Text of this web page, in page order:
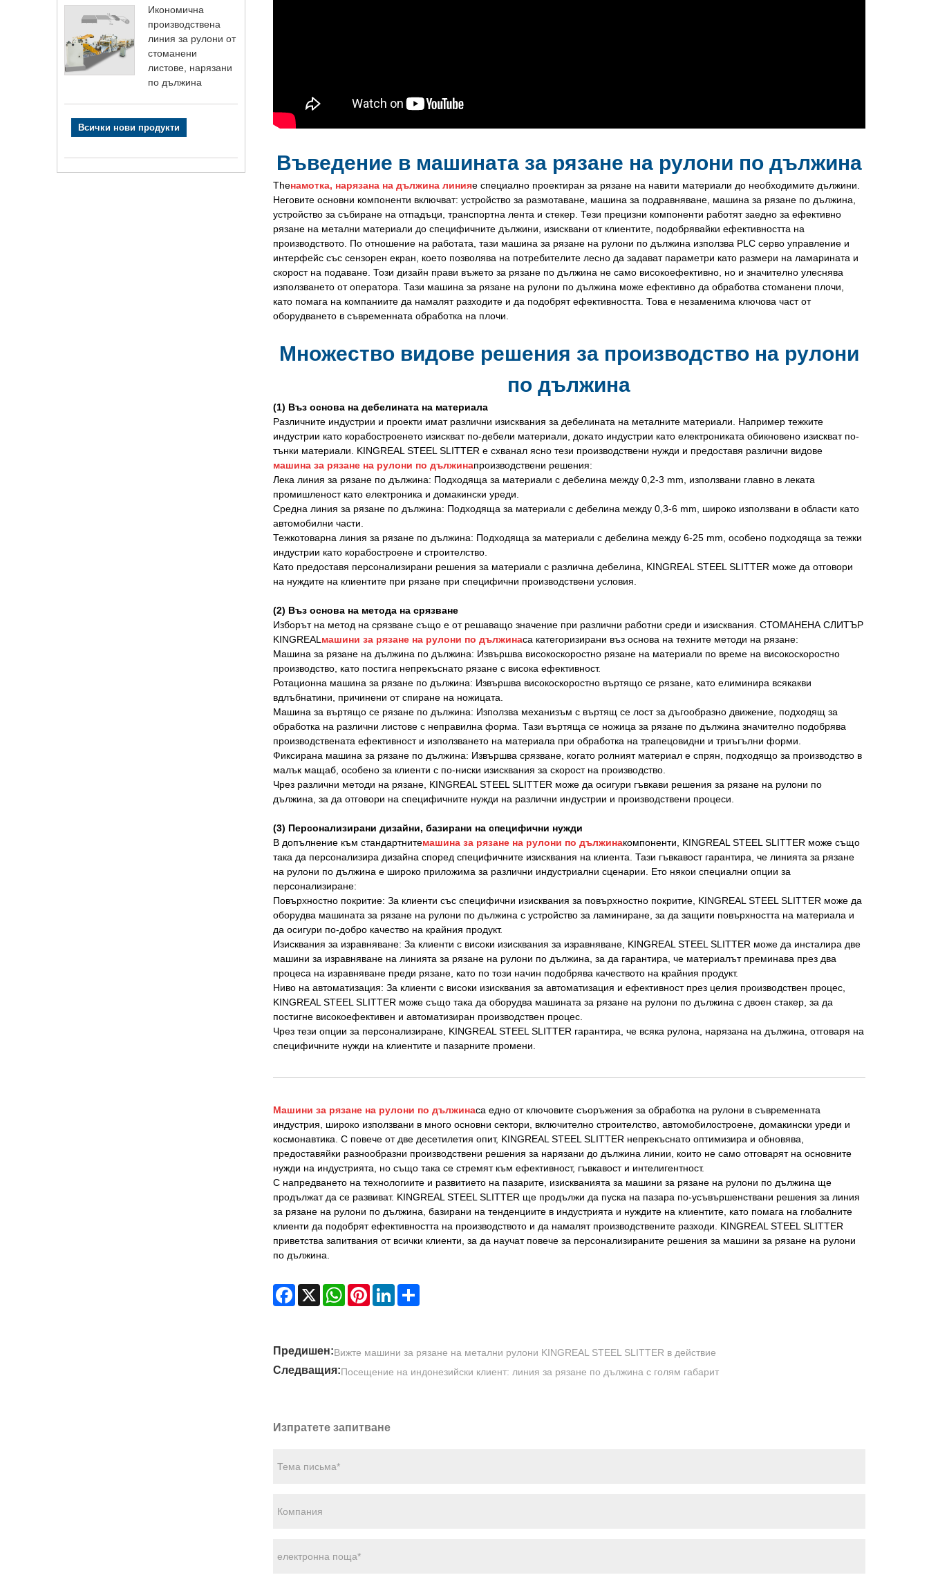
Икономична
производствена
линия за рулони от
стоманени
листове, нарязани
по дължина
Всички нови продукти
Въведение в машината за рязане на рулони по дължина
Theнамотка, нарязана на дължина линияе специално проектиран за рязане на навити материали до необходимите дължини.
Неговите основни компоненти включват: устройство за размотаване, машина за подравняване, машина за рязане по дължина,
устройство за събиране на отпадъци, транспортна лента и стекер. Тези прецизни компоненти работят заедно за ефективно
рязане на метални материали до специфичните дължини, изисквани от клиентите, подобрявайки ефективността на
производството. По отношение на работата, тази машина за рязане на рулони по дължина използва PLC серво управление и
интерфейс със сензорен екран, което позволява на потребителите лесно да задават параметри като размери на ламарината и
скорост на подаване. Този дизайн прави въжето за рязане по дължина не само високоефективно, но и значително улеснява
използването от оператора. Тази машина за рязане на рулони по дължина може ефективно да обработва стоманени плочи,
като помага на компаниите да намалят разходите и да подобрят ефективността. Това е незаменима ключова част от
оборудването в съвременната обработка на плочи.
Множество видове решения за производство на рулони
по дължина
(1) Въз основа на дебелината на материала
Различните индустрии и проекти имат различни изисквания за дебелината на металните материали. Например тежките
индустрии като корабостроенето изискват по-дебели материали, докато индустрии като електрониката обикновено изискват по-
тънки материали. KINGREAL STEEL SLITTER е схванал ясно тези производствени нужди и предоставя различни видове
машина за рязане на рулони по дължинапроизводствени решения:
Лека линия за рязане по дължина: Подходяща за материали с дебелина между 0,2-3 mm, използвани главно в леката
промишленост като електроника и домакински уреди.
Средна линия за рязане по дължина: Подходяща за материали с дебелина между 0,3-6 mm, широко използвани в области като
автомобилни части.
Тежкотоварна линия за рязане по дължина: Подходяща за материали с дебелина между 6-25 mm, особено подходяща за тежки
индустрии като корабостроене и строителство.
Като предоставя персонализирани решения за материали с различна дебелина, KINGREAL STEEL SLITTER може да отговори
на нуждите на клиентите при рязане при специфични производствени условия.
(2) Въз основа на метода на срязване
Изборът на метод на срязване също е от решаващо значение при различни работни среди и изисквания. СТОМАНЕНА СЛИТЪР
KINGREAL машини за рязане на рулони по дължинаса категоризирани въз основа на техните методи на рязане:
Машина за рязане на дължина по дължина: Извършва високоскоростно рязане на материали по време на високоскоростно
производство, като постига непрекъснато рязане с висока ефективност.
Ротационна машина за рязане по дължина: Извършва високоскоростно въртящо се рязане, като елиминира всякакви
вдлъбнатини, причинени от спиране на ножицата.
Машина за въртящо се рязане по дължина: Използва механизъм с въртящ се лост за дъгообразно движение, подходящ за
обработка на различни листове с неправилна форма. Тази въртяща се ножица за рязане по дължина значително подобрява
производствената ефективност и използването на материала при обработка на трапецовидни и триъгълни форми.
Фиксирана машина за рязане по дължина: Извършва срязване, когато ролният материал е спрян, подходящо за производство в
малък мащаб, особено за клиенти с по-ниски изисквания за скорост на производство.
Чрез различни методи на рязане, KINGREAL STEEL SLITTER може да осигури гъвкави решения за рязане на рулони по
дължина, за да отговори на специфичните нужди на различни индустрии и производствени процеси.
(3) Персонализирани дизайни, базирани на специфични нужди
В допълнение към стандартнитемашина за рязане на рулони по дължинакомпоненти, KINGREAL STEEL SLITTER може също
така да персонализира дизайна според специфичните изисквания на клиента. Тази гъвкавост гарантира, че линията за рязане
на рулони по дължина е широко приложима за различни индустриални сценарии. Ето някои специални опции за
персонализиране:
Повърхностно покритие: За клиенти със специфични изисквания за повърхностно покритие, KINGREAL STEEL SLITTER може да
оборудва машината за рязане на рулони по дължина с устройство за ламиниране, за да защити повърхността на материала и
да осигури по-добро качество на крайния продукт.
Изисквания за изравняване: За клиенти с високи изисквания за изравняване, KINGREAL STEEL SLITTER може да инсталира две
машини за изравняване на линията за рязане на рулони по дължина, за да гарантира, че материалът преминава през два
процеса на изравняване преди рязане, като по този начин подобрява качеството на крайния продукт.
Ниво на автоматизация: За клиенти с високи изисквания за автоматизация и ефективност през целия производствен процес,
KINGREAL STEEL SLITTER може също така да оборудва машината за рязане на рулони по дължина с двоен стакер, за да
постигне високоефективен и автоматизиран производствен процес.
Чрез тези опции за персонализиране, KINGREAL STEEL SLITTER гарантира, че всяка рулона, нарязана на дължина, отговаря на
специфичните нужди на клиентите и пазарните промени.
Машини за рязане на рулони по дължинаса едно от ключовите съоръжения за обработка на рулони в съвременната
индустрия, широко използвани в много основни сектори, включително строителство, автомобилостроене, домакински уреди и
космонавтика. С повече от две десетилетия опит, KINGREAL STEEL SLITTER непрекъснато оптимизира и обновява,
предоставяйки разнообразни производствени решения за нарязани до дължина линии, които не само отговарят на основните
нужди на индустрията, но също така се стремят към ефективност, гъвкавост и интелигентност.
С напредването на технологиите и развитието на пазарите, изискванията за машини за рязане на рулони по дължина ще
продължат да се развиват. KINGREAL STEEL SLITTER ще продължи да пуска на пазара по-усъвършенствани решения за линия
за рязане на рулони по дължина, базирани на тенденциите в индустрията и нуждите на клиентите, като помага на глобалните
клиенти да подобрят ефективността на производството и да намалят производствените разходи. KINGREAL STEEL SLITTER
приветства запитвания от всички клиенти, за да научат повече за персонализираните решения за машини за рязане на рулони
по дължина.
Facebook
X WhatsAppPinterestLinkedInShare
Предишен:Вижте машини за рязане на метални рулони KINGREAL STEEL SLITTER в действие
Следващия:Посещение на индонезийски клиент: линия за рязане по дължина с голям габарит
Изпратете запитване